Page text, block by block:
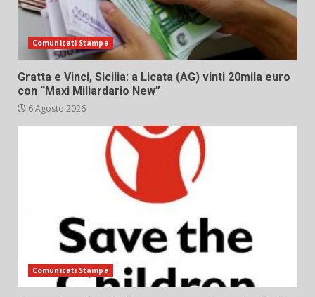
Comunicati Stampa
Gratta e Vinci, Sicilia: a Licata (AG) vinti 20mila euro
con “Maxi Miliardario New”
6 Agosto 2026
Comunicati Stampa